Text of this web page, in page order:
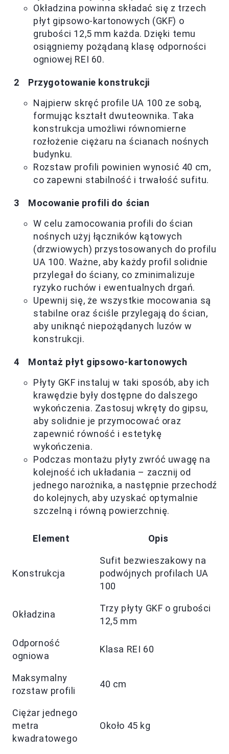
Okładzina powinna składać się z trzech
płyt gipsowo-kartonowych (GKF) o
grubości 12,5 mm każda. Dzięki temu
osiągniemy pożądaną klasę odporności
ogniowej REI 60.
Przygotowanie konstrukcji
Najpierw skręć profile UA 100 ze sobą,
formując kształt dwuteownika. Taka
konstrukcja umożliwi równomierne
rozłożenie ciężaru na ścianach nośnych
budynku.
Rozstaw profili powinien wynosić 40 cm,
co zapewni stabilność i trwałość sufitu.
Mocowanie profili do ścian
W celu zamocowania profili do ścian
nośnych użyj łączników kątowych
(drzwiowych) przystosowanych do profilu
UA 100. Ważne, aby każdy profil solidnie
przylegał do ściany, co zminimalizuje
ryzyko ruchów i ewentualnych drgań.
Upewnij się, że wszystkie mocowania są
stabilne oraz ściśle przylegają do ścian,
aby uniknąć niepożądanych luzów w
konstrukcji.
Montaż płyt gipsowo-kartonowych
Płyty GKF instaluj w taki sposób, aby ich
krawędzie były dostępne do dalszego
wykończenia. Zastosuj wkręty do gipsu,
aby solidnie je przymocować oraz
zapewnić równość i estetykę
wykończenia.
Podczas montażu płyty zwróć uwagę na
kolejność ich układania – zacznij od
jednego narożnika, a następnie przechodź
do kolejnych, aby uzyskać optymalnie
szczelną i równą powierzchnię.
Element Opis
Konstrukcja
Sufit bezwieszakowy na
podwójnych profilach UA
100
Okładzina
Trzy płyty GKF o grubości
12,5 mm
Odporność
ogniowa
Klasa REI 60
Maksymalny
rozstaw profili
40 cm
Ciężar jednego
metra
kwadratowego
Około 45 kg